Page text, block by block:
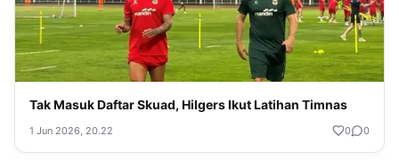
Tak Masuk Daftar Skuad, Hilgers Ikut Latihan Timnas
1 Jun 2026, 20.22 0 0